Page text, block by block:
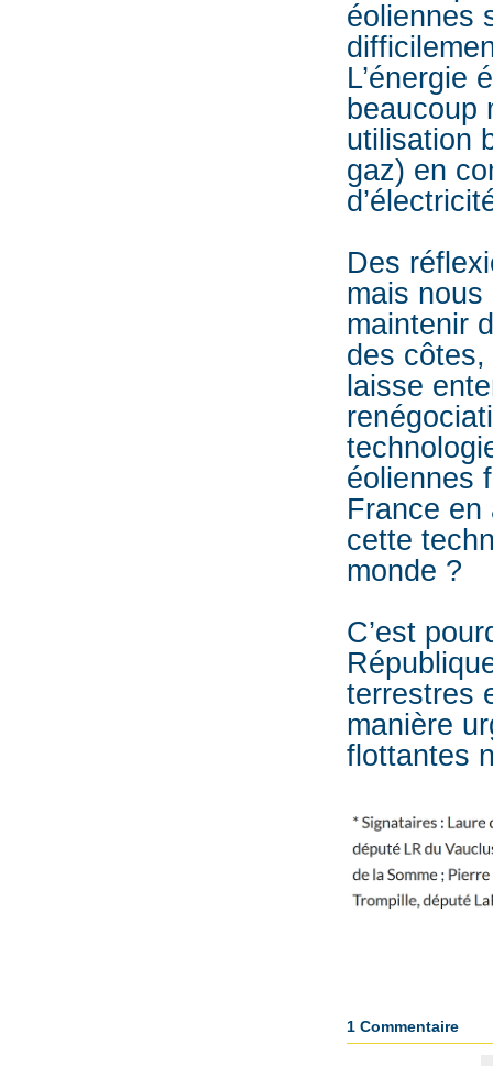
éoliennes
L’énergie
beaucoup
utilisation
gaz) en
Des
mais nous
maintenir
des côtes,
laisse
éoliennes
France
cette
monde ?
C’est
terrestres
manière
flottantes
1 Commentaire